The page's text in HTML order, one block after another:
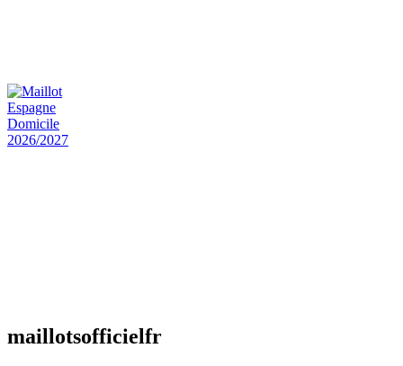
maillotsofficielfr